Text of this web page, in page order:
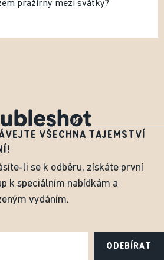
pražírny mezi svátky?
VŠECHNA TAJEMSTVÍ
li se k odběru, získáte první
k speciálním nabídkám a
vydáním.
ODEBÍRAT